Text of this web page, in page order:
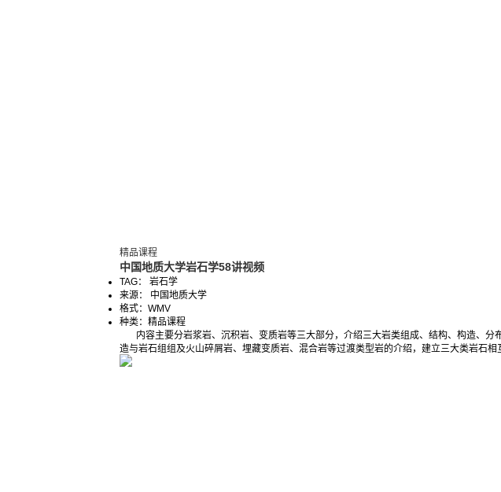
精品课程
中国地质大学岩石学58讲视频
TAG： 岩石学
来源： 中国地质大学
格式： WMV
种类： 精品课程
内容主要分岩浆岩、沉积岩、变质岩等三大部分，介绍三大岩类组成、结构、构造、分
造与岩石组组及火山碎屑岩、埋藏变质岩、混合岩等过渡类型岩的介绍，建立三大类岩石相